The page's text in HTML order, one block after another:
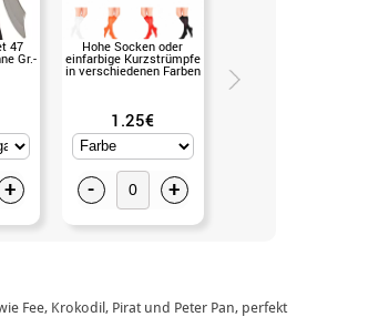
47
Gr.-
+
Hohe Socken oder
einfarbige Kurzstrümpfe
in verschiedenen Farben
1.25€
- +
Fee, Krokodil, Pirat und Peter Pan, perfekt